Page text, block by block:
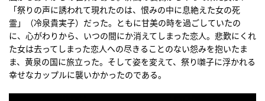
「祭りの声に誘われて現れたのは、恨みの中に息絶えた女の死
霊」（冷泉貴実子）だった。ともに甘美の時を過ごしていたの
に、心がわりから、いつの間にか消えてしまった恋人。悲歎にくれ
た女は去ってしまった恋人への尽きることのない怨みを抱いたま
ま、黄泉の国に旅立った。そして姿を変えて、祭り囃子に浮かれる
幸せなカップルに襲いかかったのである。